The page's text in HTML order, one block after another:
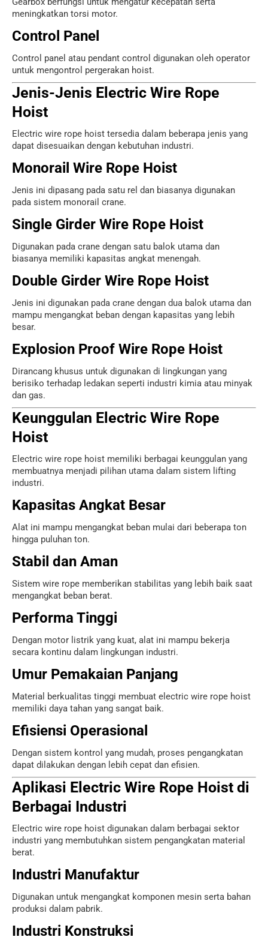
meningkatkan torsi motor.
Control Panel
Control panel atau pendant control digunakan oleh operator
untuk mengontrol pergerakan hoist.
Jenis-Jenis Electric Wire Rope
Hoist
Electric wire rope hoist tersedia dalam beberapa jenis yang
dapat disesuaikan dengan kebutuhan industri.
Monorail Wire Rope Hoist
Jenis ini dipasang pada satu rel dan biasanya digunakan
pada sistem monorail crane.
Single Girder Wire Rope Hoist
Digunakan pada crane dengan satu balok utama dan
biasanya memiliki kapasitas angkat menengah.
Double Girder Wire Rope Hoist
Jenis ini digunakan pada crane dengan dua balok utama dan
mampu mengangkat beban dengan kapasitas yang lebih
besar.
Explosion Proof Wire Rope Hoist
Dirancang khusus untuk digunakan di lingkungan yang
berisiko terhadap ledakan seperti industri kimia atau minyak
dan gas.
Keunggulan Electric Wire Rope
Hoist
Electric wire rope hoist memiliki berbagai keunggulan yang
membuatnya menjadi pilihan utama dalam sistem lifting
industri.
Kapasitas Angkat Besar
Alat ini mampu mengangkat beban mulai dari beberapa ton
hingga puluhan ton.
Stabil dan Aman
Sistem wire rope memberikan stabilitas yang lebih baik saat
mengangkat beban berat.
Performa Tinggi
Dengan motor listrik yang kuat, alat ini mampu bekerja
secara kontinu dalam lingkungan industri.
Umur Pemakaian Panjang
Material berkualitas tinggi membuat electric wire rope hoist
memiliki daya tahan yang sangat baik.
Efisiensi Operasional
Dengan sistem kontrol yang mudah, proses pengangkatan
dapat dilakukan dengan lebih cepat dan efisien.
Aplikasi Electric Wire Rope Hoist di
Berbagai Industri
Electric wire rope hoist digunakan dalam berbagai sektor
industri yang membutuhkan sistem pengangkatan material
berat.
Industri Manufaktur
Digunakan untuk mengangkat komponen mesin serta bahan
produksi dalam pabrik.
Industri Konstruksi